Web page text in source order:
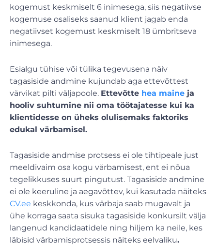
kogemust keskmiselt 6 inimesega, siis negatiivse
kogemuse osaliseks saanud klient jagab enda
negatiivset kogemust keskmiselt 18 ümbritseva
inimesega.
Esialgu tühise või tülika tegevusena näiv
tagasiside andmine kujundab aga ettevõttest
värvikat pilti väljapoole. Ettevõtte hea maine ja
hooliv suhtumine nii oma töötajatesse kui ka
klientidesse on üheks olulisemaks faktoriks
edukal värbamisel.
Tagasiside andmise protsess ei ole tihtipeale just
meeldivaim osa kogu värbamisest, ent ei nõua
tegelikkuses suurt pingutust. Tagasiside andmine
ei ole keeruline ja aegavõttev, kui kasutada näiteks
CV.ee keskkonda, kus värbaja saab mugavalt ja
ühe korraga saata sisuka tagasiside konkursilt välja
langenud kandidaatidele ning hiljem ka neile, kes
läbisid värbamisprotsessis näiteks eelvaliku.